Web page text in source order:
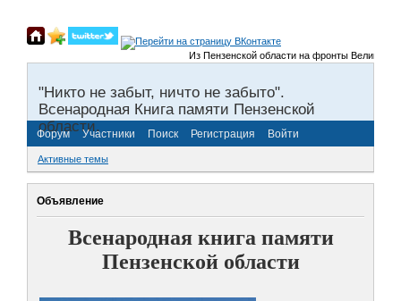
Из Пензенской области на фронты Великой
"Никто не забыт, ничто не забыто".
Всенародная Книга памяти Пензенской
области.
Форум Участники Поиск Регистрация Войти
Активные темы
Объявление
Всенародная книга памяти
Пензенской области